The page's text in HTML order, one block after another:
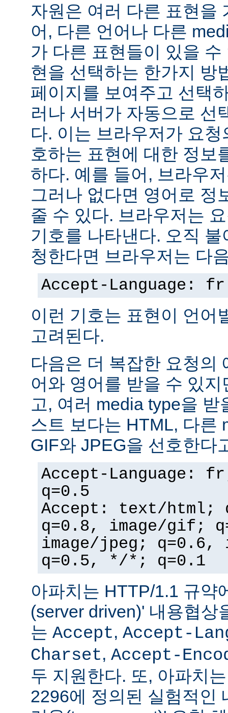
자원은 여러 다른 표현을
어, 다른 언어나 다른
가 다른 표현들이 있을
현을 선택하는 한가지 방
페이지를 보여주고 선택
러나 서버가 자동으로 선
다. 이는 브라우저가 요
호하는 표현에 대한 정보
하다. 예를 들어, 브라우
그러나 없다면 영어로 정
줄 수 있다. 브라우저는
기호를 나타낸다. 오직
청한다면 브라우저는 다
Accept-Language: fr
이런 기호는 표현이 언어
고려된다.
다음은 더 복잡한 요청의
어와 영어를 받을 수 있
고, 여러 media type을
스트 보다는 HTML, 다른
GIF와 JPEG을 선호한다
Accept-Language:
q=0.5
Accept: text/html;
q=0.8, image/gif;
image/jpeg; q=0.6,
q=0.5, */*; q=0.1
아파치는 HTTP/1.1 규약
(server driven)' 내용협상
는 Accept, Accept-
Charset, Accept-
두 지원한다. 또, 아파치
2296에 정의된 실험적인